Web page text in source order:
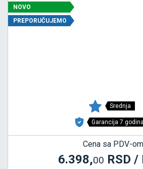
NOVO
PREPORUČUJEMO
Srednja
Garancija 7 godina
Cena sa PDV-om
6.398,00 RSD /